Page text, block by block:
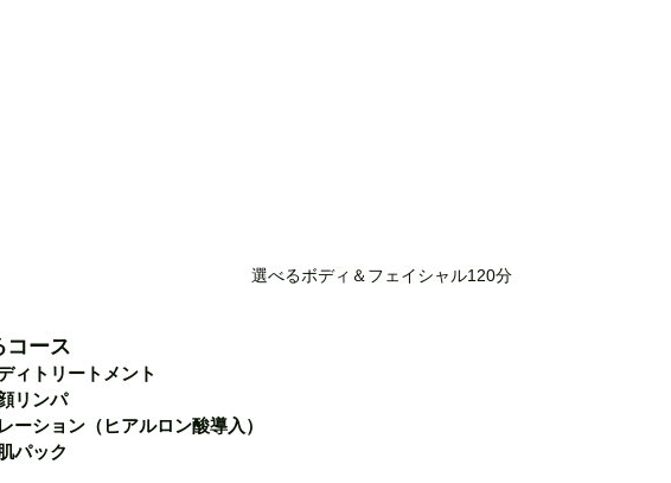
選べるボディ＆フェイシャル120分
コース
ィトリートメント
リンパ
ーション（ヒアルロン酸導入）
パック